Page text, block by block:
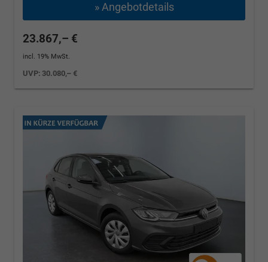
» Angebotdetails
23.867,– €
incl. 19% MwSt.
UVP: 30.080,– €